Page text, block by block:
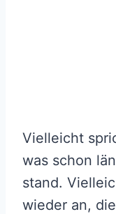
Vielleicht
was schon
stand.
wieder an,